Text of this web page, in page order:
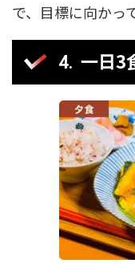
で、目標に向かっ
一日3